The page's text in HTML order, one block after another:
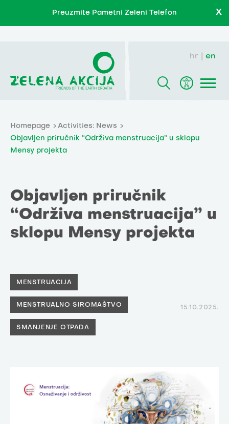
Preuzmite Pametni Zeleni Telefon X
hr en
Homepage
Activities: News
Objavljen priručnik “Održiva menstruacija” u sklopu
Mensy projekta
Objavljen priručnik
“Održiva menstruacija” u
sklopu Mensy projekta
MENSTRUACIJA
MENSTRUALNO SIROMAŠTVO
SMANJENJE OTPADA
15.10.2025.